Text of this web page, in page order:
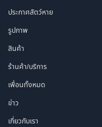
ประกาศสัตว์หาย
รูปภาพ
สินค้า
ร้านค้า/บริการ
เพื่อนทั้งหมด
ข่าว
เกี่ยวกับเรา